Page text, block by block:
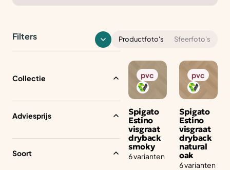
Filters
Collectie
Adviesprijs
Soort
Productfoto's Sfeerfoto's
pvc
Spigato
Estino
visgraat
dryback
smoky
6 varianten
pvc
Spigato
Estino
visgraat
dryback
natural
oak
6 varianten